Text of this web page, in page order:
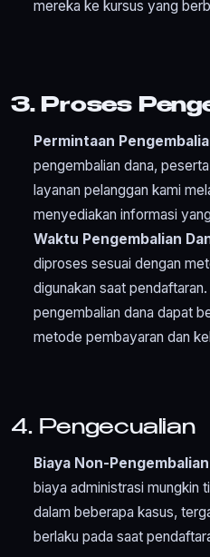
mereka ke kursus yang
3. Proses
Permintaan
pengembalian dana,
layanan pelanggan kami
menyediakan informasi
Waktu Pengembalian
diproses sesuai dengan
digunakan saat
pengembalian dana dapat
metode pembayaran dan
4. Pengecualian
Biaya Non-Pengembalian
biaya administrasi mungkin
dalam beberapa kasus,
berlaku pada saat